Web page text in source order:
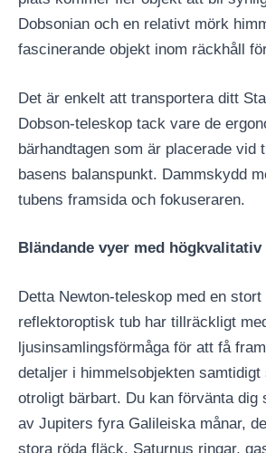
Dobsonian och en relativt mörk
fascinerande objekt inom räckhåll
Det är enkelt att transportera ditt
Dobson-teleskop tack vare de
bärhandtagen som är placerade vid
basens balanspunkt. Dammskydd
tubens framsida och fokuseraren.
Bländande vyer med
Detta Newton-teleskop med en stort
reflektoroptisk tub har tillräckligt
ljusinsamlingsförmåga för att få
detaljer i himmelsobjekten samtidigt
otroligt bärbart. Du kan förvänta dig
av Jupiters fyra Galileiska månar,
stora röda fläck, Saturnus ringar,